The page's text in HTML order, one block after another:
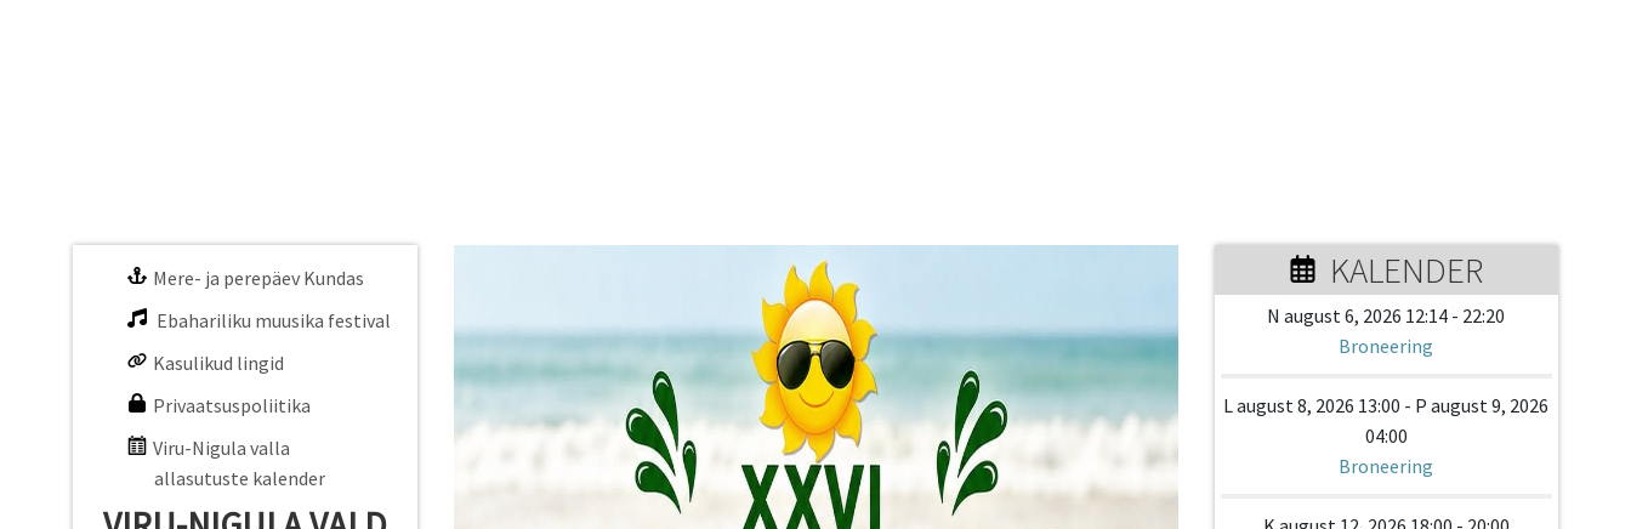
Mere- ja perepäev Kundas
Ebahariliku muusika festival
Kasulikud lingid
Privaatsuspoliitika
Viru-Nigula valla
allasutuste kalender
KALENDER
N august 6, 2026 12:14 - 22:20
Broneering
L august 8, 2026 13:00 - P august 9, 2026
04:00
Broneering